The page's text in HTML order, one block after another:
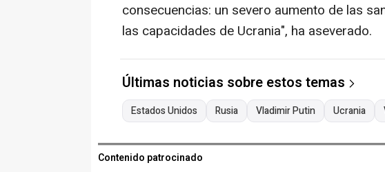
consecuencias: un severo aumento de las
las capacidades de Ucrania", ha aseverado.
Últimas noticias sobre estos temas
Estados Unidos Rusia Vladimir Putin Ucrania
Contenido patrocinado